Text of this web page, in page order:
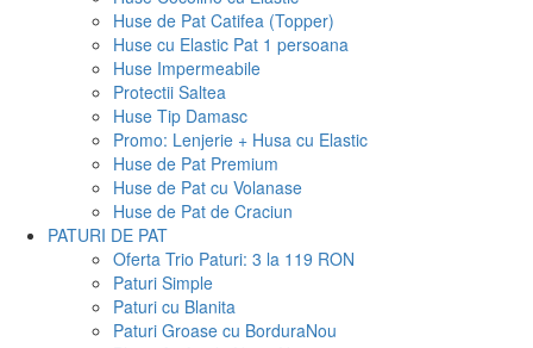
Huse de Pat Catifea (Topper)
Huse cu Elastic Pat 1 persoana
Huse Impermeabile
Protectii Saltea
Huse Tip Damasc
Promo: Lenjerie + Husa cu Elastic
Huse de Pat Premium
Huse de Pat cu Volanase
Huse de Pat de Craciun
PATURI DE PAT
Oferta Trio Paturi: 3 la 119 RON
Paturi Simple
Paturi cu Blanita
Paturi Groase cu BorduraNou